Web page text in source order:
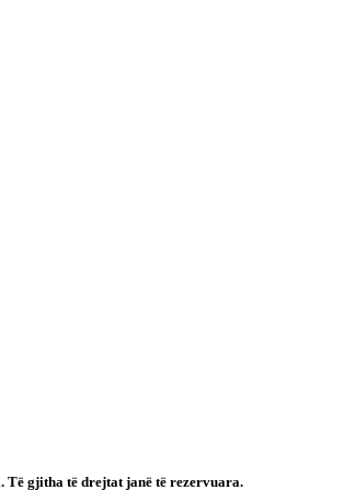
Të gjitha të drejtat janë të rezervuara.